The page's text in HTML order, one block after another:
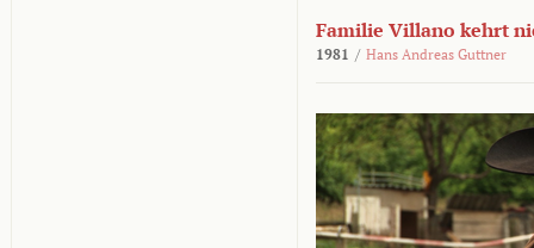
Familie Villano kehrt
1981 / Hans Andreas Guttner